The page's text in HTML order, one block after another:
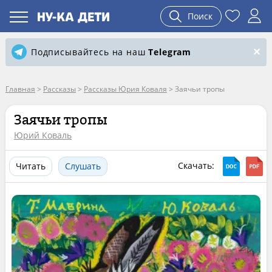
Поиск
Подписывайтесь на нашTelegram
Главная > Рассказы > Рассказы Юрия Коваля > Заячьи тропы
Заячьи тропы
Юрий Коваль
Читать Слушать Скачать: